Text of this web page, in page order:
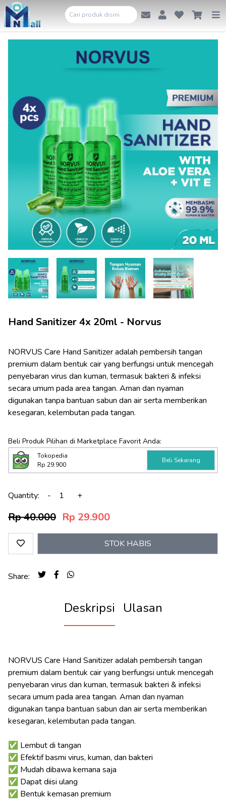
Hand Sanitizer 4x 20ml - Norvus
NORVUS Care Hand Sanitizer adalah pembersih tangan
premium dalam bentuk cair yang berfungsi untuk mencegah
penyebaran virus dan kuman, termasuk bakteri & infeksi
secara umum pada area tangan. Aman dan nyaman
digunakan tanpa bantuan sabun dan air serta memberikan
kesegaran, kelembutan pada tangan.
Beli Produk Pilihan di Marketplace Favorit Anda:
Tokopedia
Rp 29.900
Beli Sekarang
Quantity: - +
Rp 40.000 Rp 29.900
STOK HABIS
Share:
Deskripsi Ulasan
NORVUS Care Hand Sanitizer adalah pembersih tangan
premium dalam bentuk cair yang berfungsi untuk mencegah
penyebaran virus dan kuman, termasuk bakteri & infeksi
secara umum pada area tangan. Aman dan nyaman
digunakan tanpa bantuan sabun dan air serta memberikan
kesegaran, kelembutan pada tangan.
✅ Lembut di tangan
✅ Efektif basmi virus, kuman, dan bakteri
✅ Mudah dibawa kemana saja
✅ Dapat diisi ulang
✅ Bentuk kemasan premium